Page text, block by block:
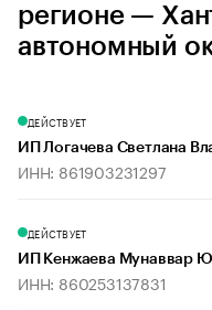
регионе —
автономный
ДЕЙСТВУЕТ
ИП Логачева Светлана
ИНН: 861903231297
ДЕЙСТВУЕТ
ИП Кенжаева Мунаввар
ИНН: 860253137831